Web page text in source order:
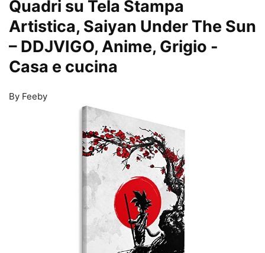
Quadri su Tela Stampa
Artistica, Saiyan Under The Sun
– DDJVIGO, Anime, Grigio -
Casa e cucina
By Feeby